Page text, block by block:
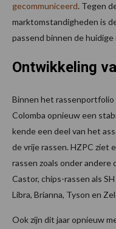
gecommuniceerd. Tegen
marktomstandigheden is
passend binnen de
Ontwikkeling
Binnen het
Colomba opnieuw een
kende een deel van het
de vrije rassen. HZPC ziet
rassen zoals onder
Castor, chips-rassen als
Libra, Brianna, Tyson en
Ook zijn dit jaar opnieuw